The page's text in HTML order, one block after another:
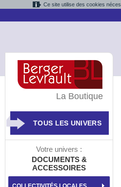
Ce site utilise des cookies
La Boutique
TOUS LES UNIVERS
Votre univers :
DOCUMENTS &
ACCESSOIRES